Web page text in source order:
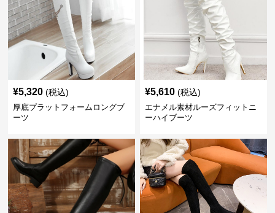
¥5,320 (税込)
厚底プラットフォームロングブ
ーツ
¥5,610 (税込)
エナメル素材ルーズフィットニ
ーハイブーツ